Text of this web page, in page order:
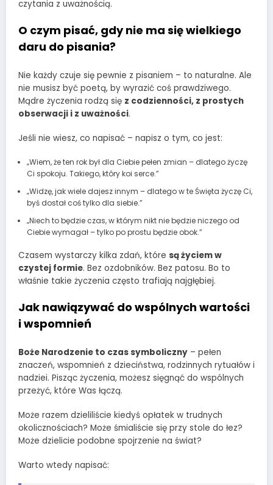
czytania z uważnością.
O czym pisać, gdy nie ma się wielkiego
daru do pisania?
Nie każdy czuje się pewnie z pisaniem – to naturalne. Ale
nie musisz być poetą, by wyrazić coś prawdziwego.
Mądre życzenia rodzą się z codzienności, z prostych
obserwacji i z uważności.
Jeśli nie wiesz, co napisać – napisz o tym, co jest:
„Wiem, że ten rok był dla Ciebie pełen zmian – dlatego życzę
Ci spokoju. Takiego, który koi serce.”
„Widzę, jak wiele dajesz innym – dlatego w te Święta życzę Ci,
byś dostał coś tylko dla siebie.”
„Niech to będzie czas, w którym nikt nie będzie niczego od
Ciebie wymagał – tylko po prostu będzie obok.”
Czasem wystarczy kilka zdań, które są życiem w
czystej formie. Bez ozdobników. Bez patosu. Bo to
właśnie takie życzenia często trafiają najgłębiej.
Jak nawiązywać do wspólnych wartości
i wspomnień
Boże Narodzenie to czas symboliczny – pełen
znaczeń, wspomnień z dzieciństwa, rodzinnych rytuałów i
nadziei. Pisząc życzenia, możesz sięgnąć do wspólnych
przeżyć, które Was łączą.
Może razem dzieliliście kiedyś opłatek w trudnych
okolicznościach? Może śmialiście się przy stole do łez?
Może dzielicie podobne spojrzenie na świat?
Warto wtedy napisać: